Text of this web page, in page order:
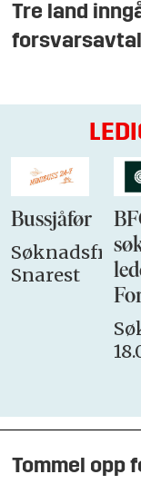
Tre land
Bussjåfør
Søknadsfrist:
Snarest
Tommel opp